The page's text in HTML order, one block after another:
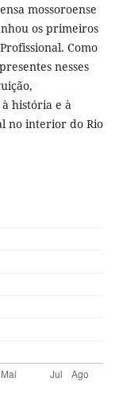
mossoroense
os primeiros
Como
nesses
história e à
no interior do Rio